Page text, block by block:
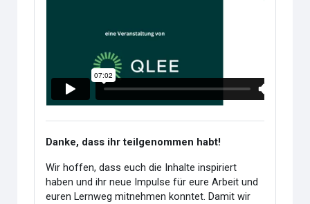
Danke, dass ihr teilgenommen habt!
Wir hoffen, dass euch die Inhalte inspiriert
haben und ihr neue Impulse für eure Arbeit und
euren Lernweg mitnehmen konntet. Damit wir